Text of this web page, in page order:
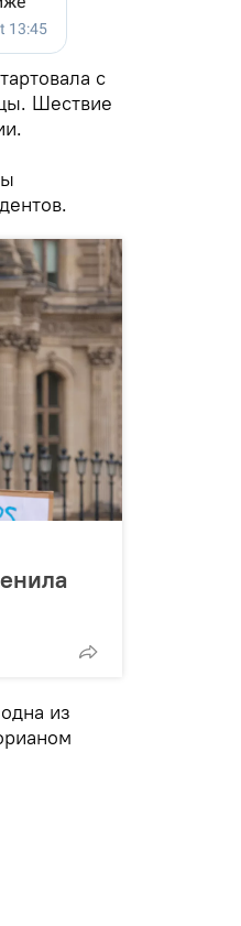
с
Шествие
из